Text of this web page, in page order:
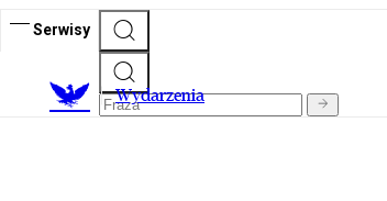
Serwisy
Wydarzenia